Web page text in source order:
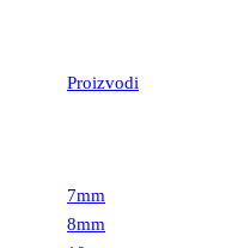
Proizvodi
7mm
8mm